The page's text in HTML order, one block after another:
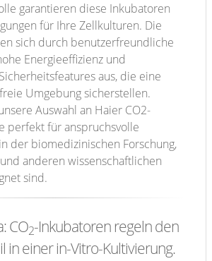
garantieren diese Inkubatoren
für Ihre Zellkulturen. Die
sich durch benutzerfreundliche
Energieeffizienz und
aus, die eine
Umgebung sicherstellen.
Auswahl an Haier CO2-
perfekt für anspruchsvolle
der biomedizinischen Forschung,
anderen wissenschaftlichen
sind.
CO2-Inkubatoren regeln den
in einer in-Vitro-Kultivierung.